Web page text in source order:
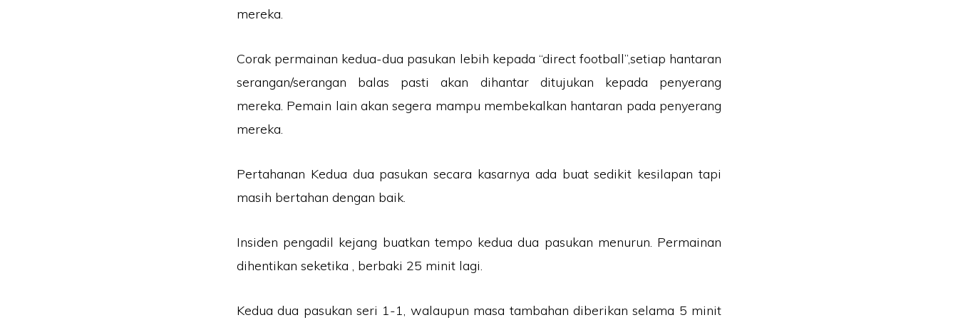
mereka.
Corak permainan kedua-dua pasukan lebih kepada “direct football”,setiap hantaran
serangan/serangan balas pasti akan dihantar ditujukan kepada penyerang
mereka. Pemain lain akan segera mampu membekalkan hantaran pada penyerang
mereka.
Pertahanan Kedua dua pasukan secara kasarnya ada buat sedikit kesilapan tapi
masih bertahan dengan baik.
Insiden pengadil kejang buatkan tempo kedua dua pasukan menurun. Permainan
dihentikan seketika , berbaki 25 minit lagi.
Kedua dua pasukan seri 1-1, walaupun masa tambahan diberikan selama 5 minit